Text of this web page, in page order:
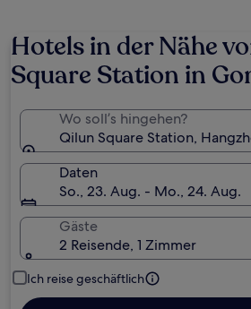
Hotels in der Nähe
Square Station in
Wo soll’s hingehen?
Qilun Square Station,
Daten
So., 23. Aug. - Mo., 24. Aug.
Gäste
2 Reisende, 1 Zimmer
Ich reise geschäftlich